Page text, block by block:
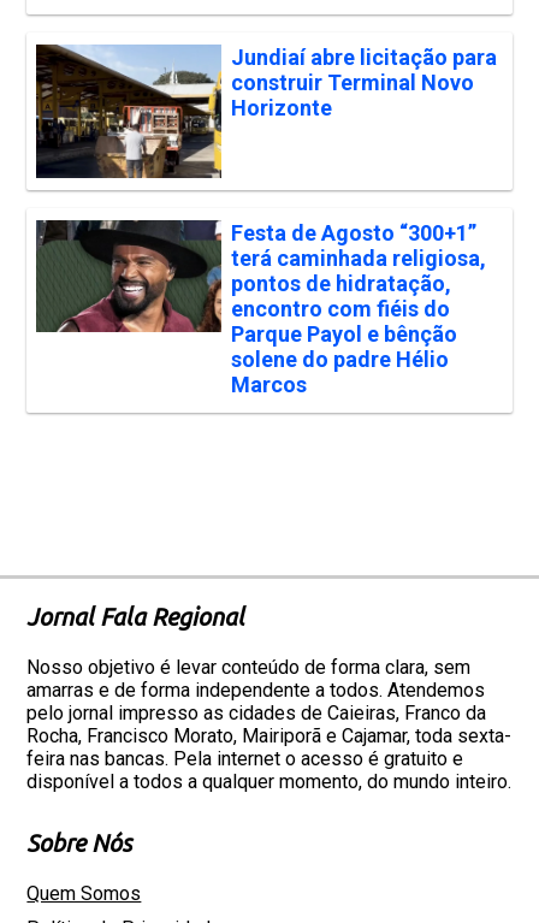
Jundiaí abre licitação para
construir Terminal Novo
Horizonte
Festa de Agosto “300+1”
terá caminhada religiosa,
pontos de hidratação,
encontro com fiéis do
Parque Payol e bênção
solene do padre Hélio
Marcos
Jornal Fala Regional
Nosso objetivo é levar conteúdo de forma clara, sem
amarras e de forma independente a todos. Atendemos
pelo jornal impresso as cidades de Caieiras, Franco da
Rocha, Francisco Morato, Mairiporã e Cajamar, toda sexta-
feira nas bancas. Pela internet o acesso é gratuito e
disponível a todos a qualquer momento, do mundo inteiro.
Sobre Nós
Quem Somos